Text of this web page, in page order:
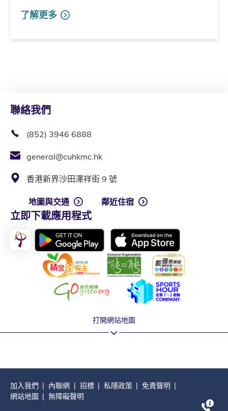
了解更多
聯絡我們
(852) 3946 6888
general@cuhkmc.hk
香港新界沙田澤祥街 9 號
地圖與交通 鄰近住宿
立即下載應用程式
打開網站地圖
加入我們 內聯網 招標 私隱政策
免責聲明
網站地圖
無障礙聲明